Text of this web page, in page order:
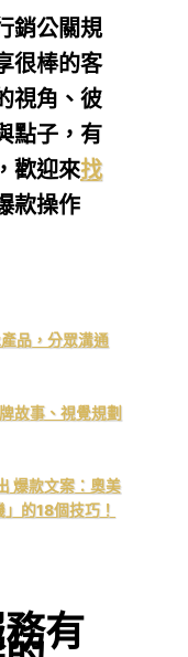
銷公關規
很棒的客
視角、彼
點子，有
歡迎來找
款操作
品，分眾溝通
故事、視覺規劃
爆款文案：奧美
的18個技巧！
有